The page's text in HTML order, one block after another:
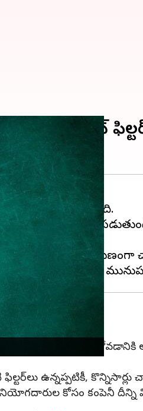
స్వంత చాట్
పరిచయం చేస్తోంది.
అందుబాటులో ఉన్నాయి.
అవసరాలకు
ఉన్నప్పటికీ,
కోసం కంపెనీ దీన్ని